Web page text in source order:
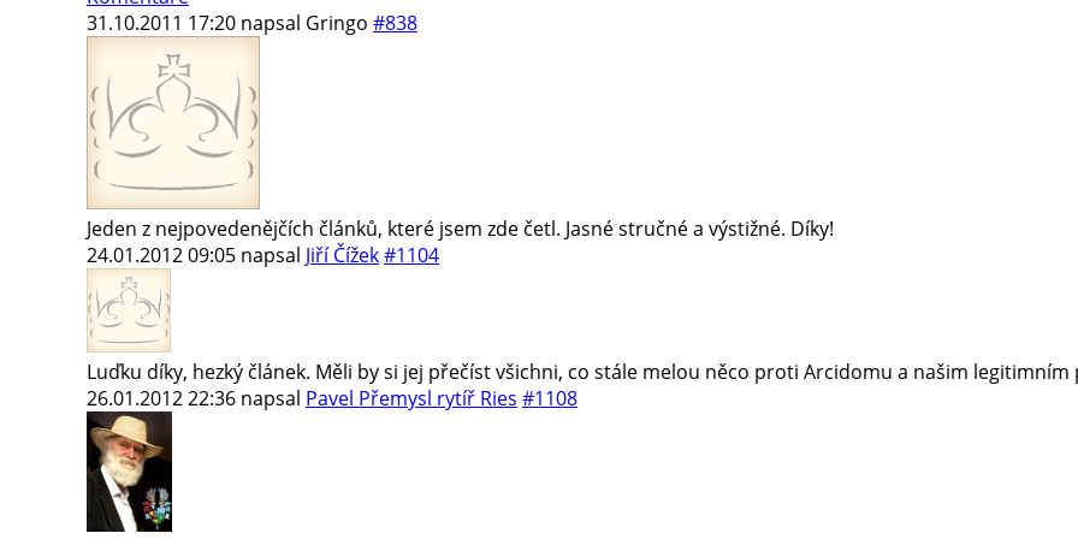
31.10.2011 17:20 napsal Gringo #838
Jeden z nejpovedenějčích článků, které jsem zde četl. Jasné stručné a výstižné. Díky!
24.01.2012 09:05 napsal Jiří Čížek#1104
Luďku díky, hezký článek. Měli by si jej přečíst všichni, co stále melou něco proti Arcidomu a našim legitimním
26.01.2012 22:36 napsal Pavel Přemysl rytíř Ries #1108